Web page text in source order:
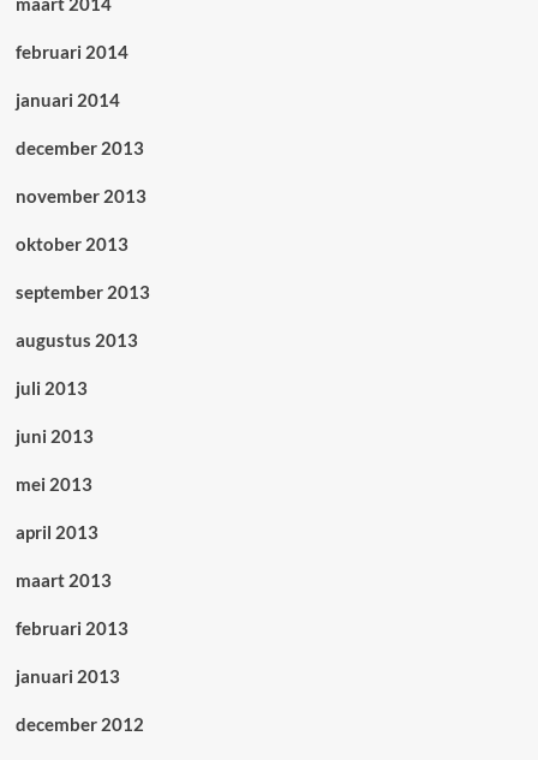
februari 2014
januari 2014
december 2013
november 2013
oktober 2013
september 2013
augustus 2013
juli 2013
juni 2013
mei 2013
april 2013
maart 2013
februari 2013
januari 2013
december 2012